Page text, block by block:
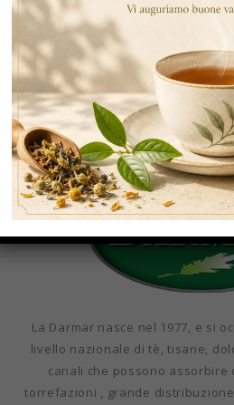
RECENT COMMENTS
CATEGORIE
La Darmar nasce nel 1977, e si
livello nazionale di tè, tisane,
canali che possono assorbire
torrefazioni , grande distribuzione